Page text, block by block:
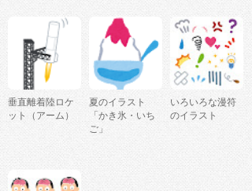
垂直離着陸ロケ
ット（アーム）
夏のイラスト
「かき氷・いち
ご」
いろいろな漫符
のイラスト